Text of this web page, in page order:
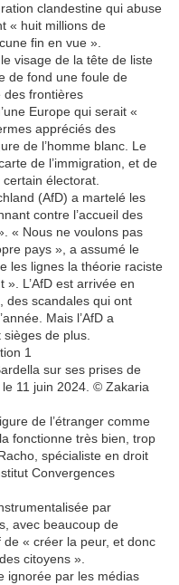
clandestine qui abuse
« huit millions de
fin en vue ».
visage de la tête de liste
de fond une foule de
des frontières
Europe qui serait «
appréciés des
de l’homme blanc. Le
de l’immigration, et de
électorat.
(AfD) a martelé les
contre l’accueil des
« Nous ne voulons pas
pays », a assumé le
les lignes la théorie raciste
L’AfD est arrivée en
des scandales qui ont
Mais l’AfD a
de plus.
1
sur ses prises de
11 juin 2024. © Zakaria
de l’étranger comme
fonctionne très bien, trop
spécialiste en droit
Convergences
par
avec beaucoup de
de « créer la peur, et donc
citoyens ».
ignorée par les médias